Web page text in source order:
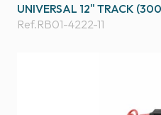
UNIVERSAL 12" TRACK
Ref.RB01-4222-11